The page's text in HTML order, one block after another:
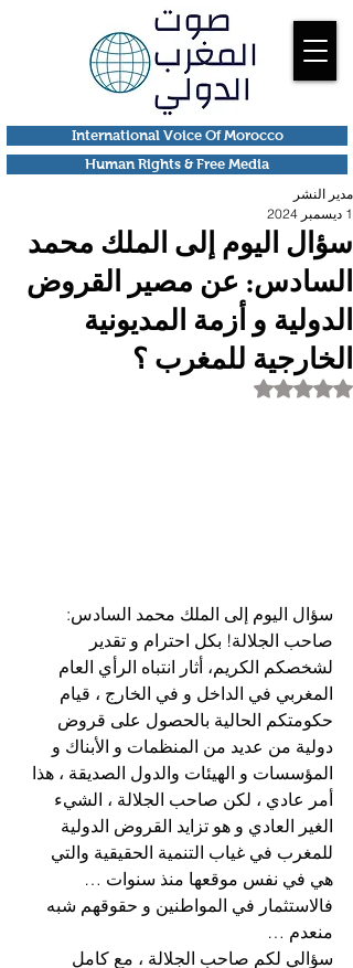
Human Rights & Free Media
International Voice Of Morocco
سؤال اليوم إلى الملك محمد
السادس: عن مصير القروض
الدولية و أزمة المديونية
الخارجية للمغرب ؟
مدير النشر
1 ديسمبر 2024
تم التقييم بـ ليس رقمًا من أصل 5 نجوم.
سؤال اليوم إلى الملك محمد السادس:
صاحب الجلالة! بكل احترام و تقدير
لشخصكم الكريم، أثار انتباه الرأي العام
المغربي في الداخل و في الخارج ، قيام
حكومتكم الحالية بالحصول على قروض
دولية من عديد من المنظمات و الأبناك و
المؤسسات و الهيئات والدول الصديقة ، هذا
أمر عادي ، لكن صاحب الجلالة ، الشيء
الغير العادي و هو تزايد القروض الدولية
للمغرب في غياب التنمية الحقيقية والتي
هي في نفس موقعها منذ سنوات …
فالاستثمار في المواطنين و حقوقهم شبه
منعدم …
سؤالي لكم صاحب الجلالة ، مع كامل